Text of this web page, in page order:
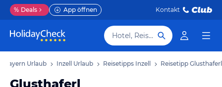
% Deals App öffnen Kontakt
Hotel, Reiseziel
Bayern Urlaub Inzell Urlaub Reisetipps Inzell Reisetipp Glusthaferl
Glusthaferl